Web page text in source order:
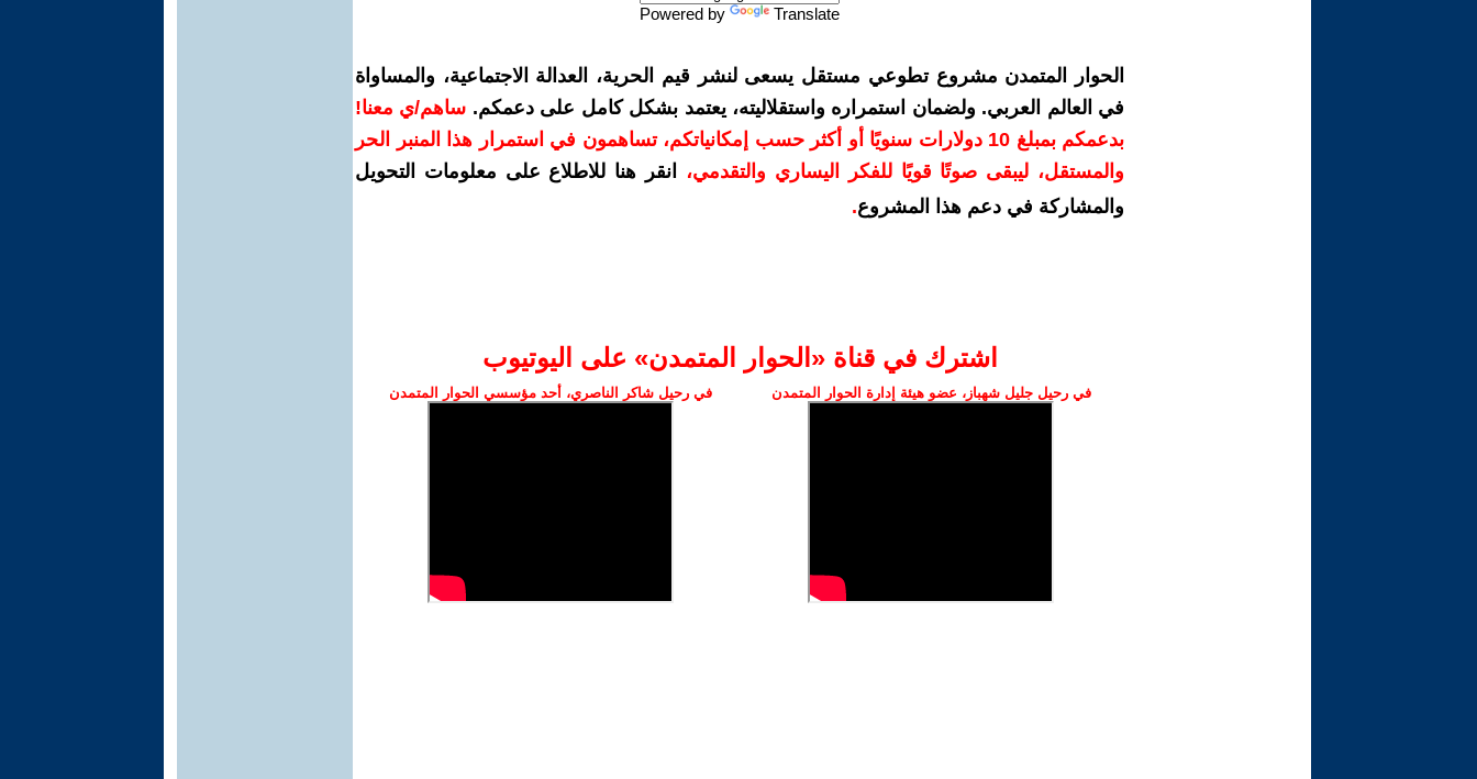
Powered by Translate
الحوار المتمدن مشروع تطوعي مستقل يسعى لنشر قيم الحرية، العدالة الاجتماعية، والمساواة
في العالم العربي. ولضمان استمراره واستقلاليته، يعتمد بشكل كامل على دعمكم. ساهم/ي معنا!
بدعمكم بمبلغ 10 دولارات سنويًا أو أكثر حسب إمكانياتكم، تساهمون في استمرار هذا المنبر الحر
والمستقل، ليبقى صوتًا قويًا للفكر اليساري والتقدمي،
انقر هنا للاطلاع على معلومات التحويل
والمشاركة في دعم هذا المشروع.
اشترك في قناة ‫«الحوار المتمدن» على اليوتيوب
في رحيل جليل شهباز، عضو هيئة إدارة الحوار المتمدن في رحيل شاكر الناصري، أحد مؤسسي الحوار المتمدن